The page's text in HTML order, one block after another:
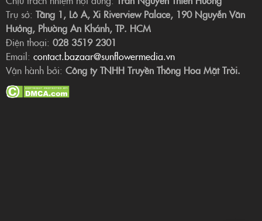
Trụ sở: Tầng 1, Lô A, Xi Riverview Palace, 190 Nguyễn Văn
Hưởng, Phường An Khánh, TP. HCM
Điện thoại: 028 3519 2301
Email: contact.bazaar@sunflowermedia.vn
Vận hành bởi: Công ty TNHH Truyền Thông Hoa Mặt Trời.